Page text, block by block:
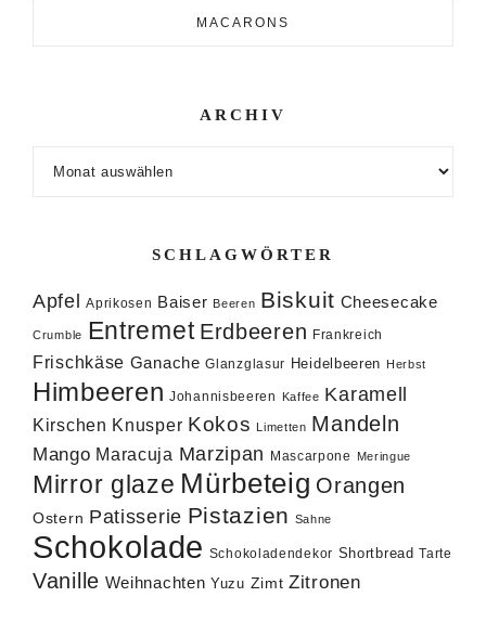
MACARONS
ARCHIV
SCHLAGWÖRTER
Apfel Aprikosen Baiser Beeren Biskuit Cheesecake
Crumble Entremet Erdbeeren Frankreich
Frischkäse Ganache Glanzglasur Heidelbeeren Herbst
Himbeeren Johannisbeeren Kaffee Karamell
Kirschen Knusper Kokos Limetten Mandeln
Mango Maracuja Marzipan Mascarpone Meringue
Mirror glaze Mürbeteig Orangen
Ostern Patisserie Pistazien Sahne
Schokolade Schokoladendekor Shortbread Tarte
Vanille Weihnachten Yuzu Zimt Zitronen